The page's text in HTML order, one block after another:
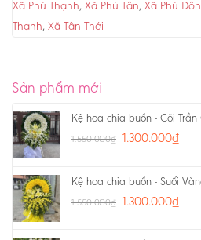
Xã Phú Thạnh, Xã Phú Tân, Xã Phú
Thạnh, Xã Tân Thới
Sản phẩm mới
Kệ hoa chia buồn - Cõi Trần
1.550.000₫ 1.300.000₫
Kệ hoa chia buồn - Suối
1.550.000₫ 1.300.000₫